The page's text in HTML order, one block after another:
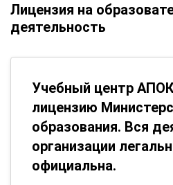
Лицензия на
деятельность
Учебный центр
лицензию
образования. Вся
организации
официальна.